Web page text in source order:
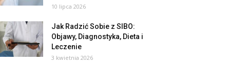
10 lipca 2026
Jak Radzić Sobie z SIBO:
Objawy, Diagnostyka, Dieta i
Leczenie
3 kwietnia 2026